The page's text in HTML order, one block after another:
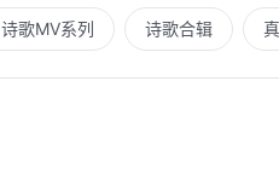
诗歌MV系列 诗歌合辑